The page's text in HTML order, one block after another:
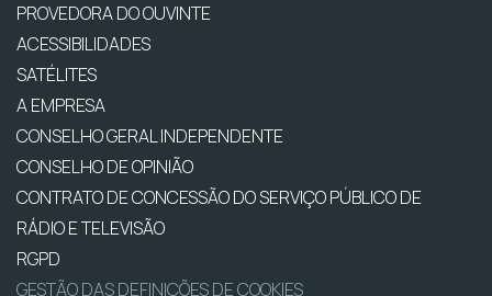
PROVEDORA DO OUVINTE
ACESSIBILIDADES
SATÉLITES
A EMPRESA
CONSELHO GERAL INDEPENDENTE
CONSELHO DE OPINIÃO
CONTRATO DE CONCESSÃO DO SERVIÇO PÚBLICO DE
RÁDIO E TELEVISÃO
RGPD
GESTÃO DAS DEFINIÇÕES DE COOKIES